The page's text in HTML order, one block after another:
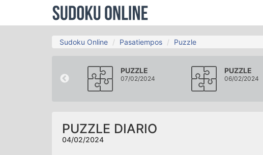
Sudoku Online Pasatiempos Puzzle
PUZZLE
07/02/2024
PUZZLE
06/02/2024
PUZZLE DIARIO
04/02/2024